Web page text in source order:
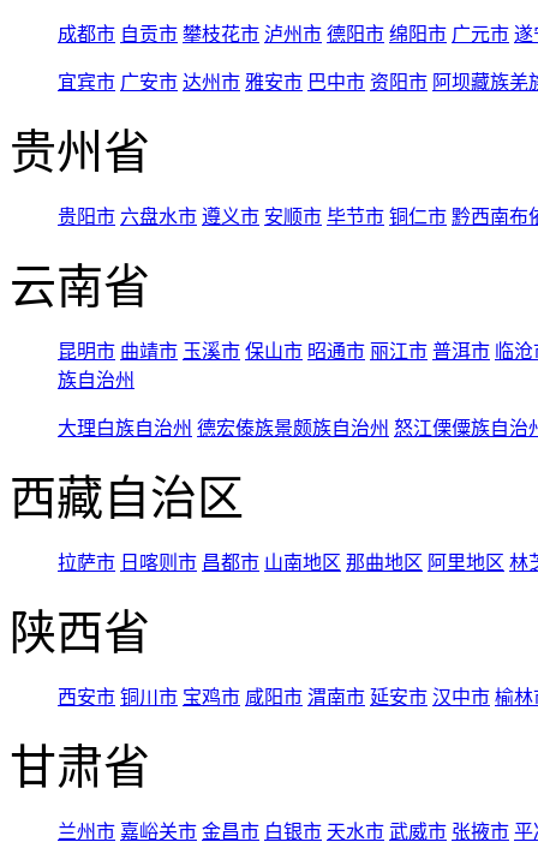
成都市 自贡市 攀枝花市 泸州市 德阳市 绵阳市 广元市 遂
宜宾市 广安市 达州市 雅安市 巴中市 资阳市 阿坝藏族羌
贵州省
贵阳市 六盘水市 遵义市 安顺市 毕节市 铜仁市 黔西南布
云南省
昆明市 曲靖市 玉溪市 保山市 昭通市 丽江市 普洱市 临
族自治州
大理白族自治州 德宏傣族景颇族自治州 怒江傈僳族自治
西藏自治区
拉萨市 日喀则市 昌都市 山南地区 那曲地区 阿里地区 林
陕西省
西安市 铜川市 宝鸡市 咸阳市 渭南市 延安市 汉中市 榆林
甘肃省
兰州市 嘉峪关市 金昌市 白银市 天水市 武威市 张掖市 平